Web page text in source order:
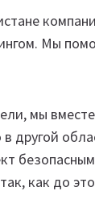
Мы
мы
другой
как до